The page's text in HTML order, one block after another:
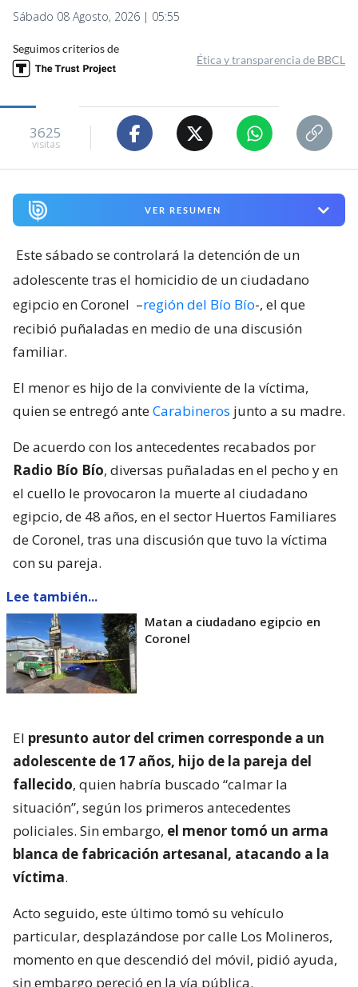
Sábado 08 Agosto, 2026 | 05:55
Seguimos criterios de
Ética y transparencia de BBCL
3625
visitas
VER RESUMEN
Este sábado se controlará la detención de un
adolescente tras el homicidio de un ciudadano
egipcio en Coronel –región del Bío Bío-, el que
recibió puñaladas en medio de una discusión
familiar.
El menor es hijo de la conviviente de la víctima,
quien se entregó anteCarabineros junto a su madre.
De acuerdo con los antecedentes recabados por
Radio Bío Bío, diversas puñaladas en el pecho y en
el cuello le provocaron la muerte al ciudadano
egipcio, de 48 años, en el sector Huertos Familiares
de Coronel, tras una discusión que tuvo la víctima
con su pareja.
Lee también...
Matan a ciudadano egipcio en
Coronel
El presunto autor del crimen corresponde a un
adolescente de 17 años, hijo de la pareja del
fallecido, quien habría buscado “calmar la
situación”, según los primeros antecedentes
policiales. Sin embargo, el menor tomó un arma
blanca de fabricación artesanal, atacando a la
víctima.
Acto seguido, este último tomó su vehículo
particular, desplazándose por calle Los Molineros,
momento en que descendió del móvil, pidió ayuda,
sin embargo pereció en la vía pública.